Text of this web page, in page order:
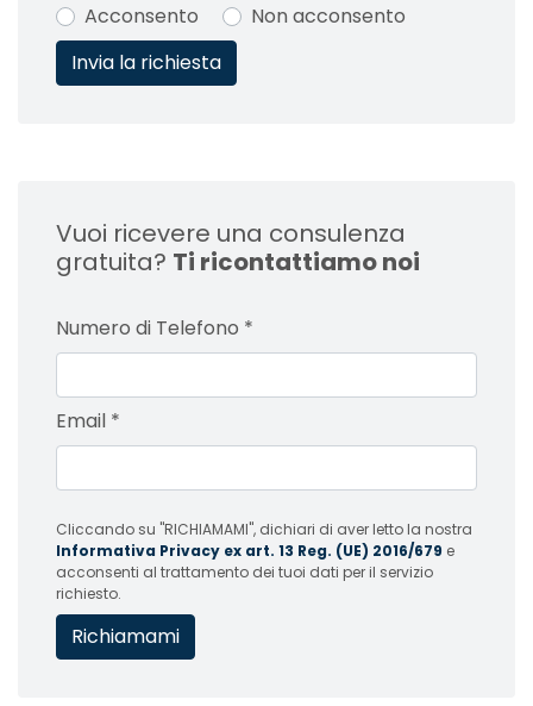
Acconsento
Non acconsento
Vuoi ricevere una consulenza
gratuita? Ti ricontattiamo noi
Numero di Telefono *
Email *
Cliccando su "RICHIAMAMI", dichiari di aver letto la nostra
Informativa Privacy ex art. 13 Reg. (UE) 2016/679 e
acconsenti al trattamento dei tuoi dati per il servizio
richiesto.